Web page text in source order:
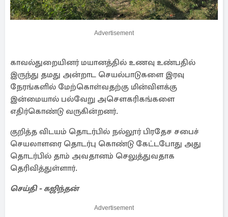
Advertisement
காவல்துறையினர் மயானத்தில் உணவு உண்பதில்
இருந்து தமது அன்றாட செயல்பாடுகளை இரவு
நேரங்களில் மேற்கொள்வதற்கு மின்விளக்கு
இன்மையால் பல்வேறு அசெளகரிகங்களை
எதிர்கொண்டு வருகின்றனர்.
குறித்த விடயம் தொடர்பில் நல்லூர் பிரதேச சபைச்
செயலாளரை தொடர்பு கொண்டு கேட்டபோது அது
தொடர்பில் தாம் அவதானம் செலுத்துவதாக
தெரிவித்துள்ளார்.
செய்தி - கஜிந்தன்
Advertisement